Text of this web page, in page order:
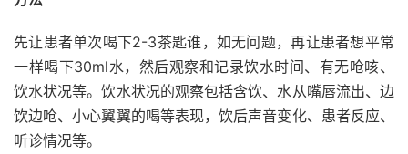
先让患者单次喝下2-3茶匙谁，如无问题，再让患者想平常
一样喝下30ml水，然后观察和记录饮水时间、有无呛咳、
饮水状况等。饮水状况的观察包括含饮、水从嘴唇流出、边
饮边呛、小心翼翼的喝等表现，饮后声音变化、患者反应、
听诊情况等。